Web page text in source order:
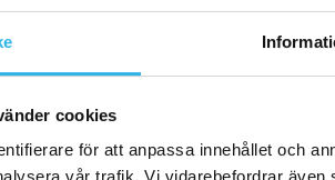
cookies
för att anpassa innehållet och